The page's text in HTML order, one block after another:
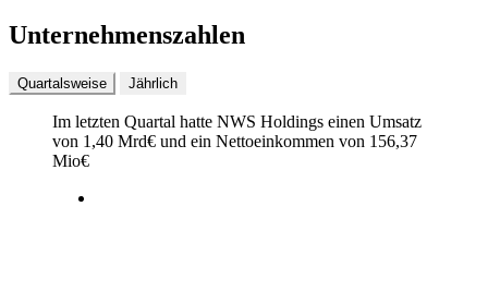
Unternehmenszahlen
Quartalsweise Jährlich
Im letzten Quartal hatte NWS Holdings einen Umsatz
von 1,40 Mrd€ und ein Nettoeinkommen von 156,37
Mio€